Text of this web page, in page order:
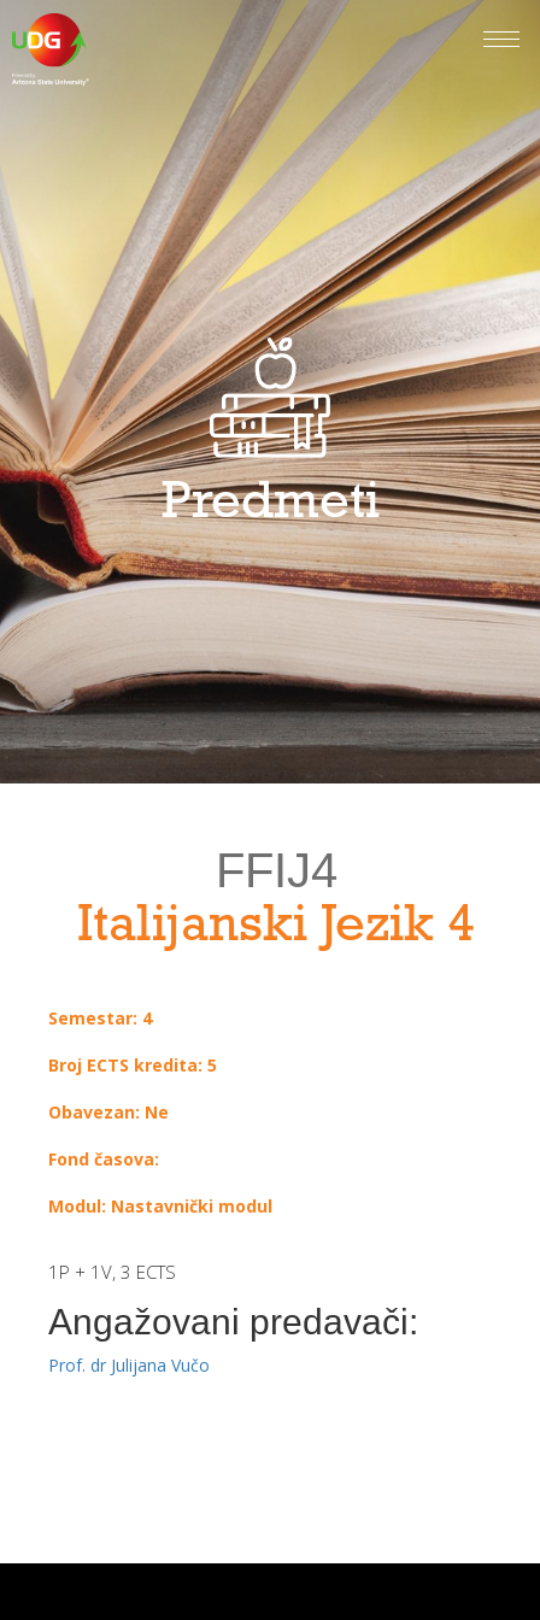
Predmeti
FFIJ4
Italijanski Jezik 4
Semestar: 4
Broj ECTS kredita: 5
Obavezan: Ne
Fond časova:
Modul: Nastavnički modul
1P + 1V, 3 ECTS
Angažovani predavači:
Prof. dr Julijana Vučo